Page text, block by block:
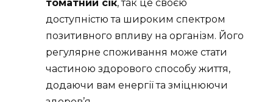
томатний сік, так це своєю
доступністю та широким спектром
позитивного впливу на організм. Його
регулярне споживання може стати
частиною здорового способу життя,
додаючи вам енергії та зміцнюючи